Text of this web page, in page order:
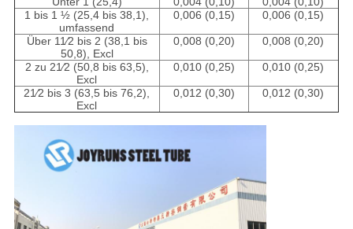
1 bis 1 ½ (25,4 bis 38,1),
umfassend
0,006 (0,15) 0,006 (0,15)
Über 11⁄2 bis 2 (38,1 bis
50,8), Excl
0,008 (0,20) 0,008 (0,20)
2 zu 21⁄2 (50,8 bis 63,5),
Excl
0,010 (0,25) 0,010 (0,25)
21⁄2 bis 3 (63,5 bis 76,2),
Excl
0,012 (0,30) 0,012 (0,30)